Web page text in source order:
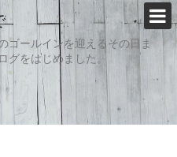
ゴールインを迎えるその日ま
グをはじめました。